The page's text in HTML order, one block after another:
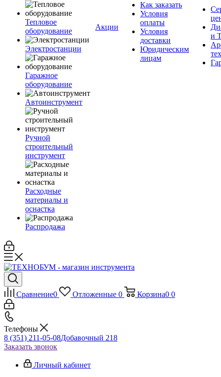
Тепловое
оборудование
Электростанции
Гаражное
оборудование
Автоинструмент
Ручной
строительный
инструмент
Расходные
материалы и
оснастка
Распродажа
Акции
Как заказать
Условия
оплаты
Условия
доставки
Юридическим
лицам
и
Сравнение0 Отложенные 0 Корзина0 0
Телефоны
8 (351) 211-05-08Добавочный 218
Заказать звонок
Личный кабинет